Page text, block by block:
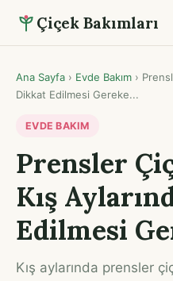
Çiçek Bakımları
Ana Sayfa › Evde Bakım ›
Dikkat Edilmesi Gereke...
EVDE BAKIM
Prensler
Kış
Edilmesi
Kış aylarında prensler